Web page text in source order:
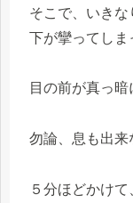
そこで、いき
下が攣ってしま
目の前が真っ暗
勿論、息も出来
５分ほどかけて